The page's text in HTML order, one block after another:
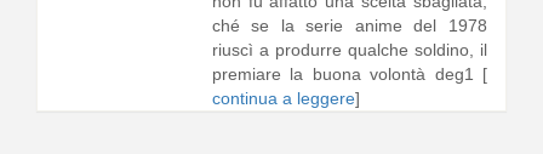
ché se la serie anime del 1978
riuscì a produrre qualche soldino, il
premiare la buona volontà deg1 [
continua a leggere]